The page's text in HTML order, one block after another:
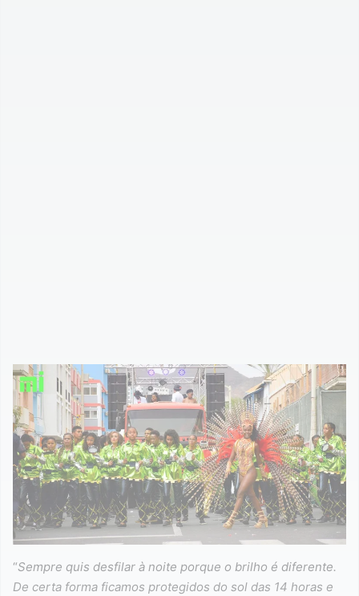
“Sempre quis desfilar à noite porque o brilho é diferente.
De certa forma ficamos protegidos do sol das 14 horas e